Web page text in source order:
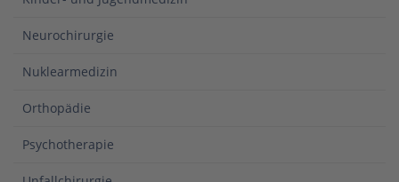
Neurochirurgie
Nuklearmedizin
Orthopädie
Psychotherapie